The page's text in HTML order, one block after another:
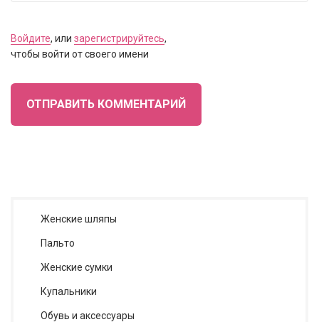
Войдите, или зарегистрируйтесь,
чтобы войти от своего имени
ОТПРАВИТЬ КОММЕНТАРИЙ
Женские шляпы
Пальто
Женские сумки
Купальники
Обувь и аксессуары